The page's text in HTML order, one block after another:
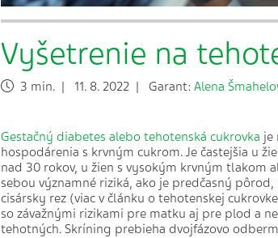
Vyšetrenie na
3 min. | 11. 8. 2022 | Garant: Alena
Gestačný diabetes alebo tehotenská cukrovka je
hospodárenia s krvným cukrom. Je častejšia u
nad 30 rokov, u žien s vysokým krvným tlakom
sebou významné riziká, ako je predčasný
cisársky rez (viac v článku o tehotenskej
so závažnými rizikami pre matku aj pre plod a
tehotných. Skríning prebieha dvojfázovo